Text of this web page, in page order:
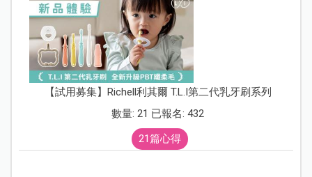
【試用募集】Richell利其爾 T.L.I第二代乳牙刷系列
數量: 21 已報名: 432
21篇心得